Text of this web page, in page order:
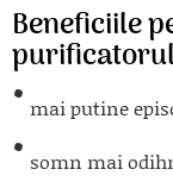
Beneficiile
mai putine
somn mai